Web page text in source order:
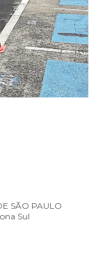
SÃO PAULO
Sul